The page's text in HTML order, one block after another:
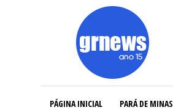
PÁGINA INICIAL PARÁ DE MINAS